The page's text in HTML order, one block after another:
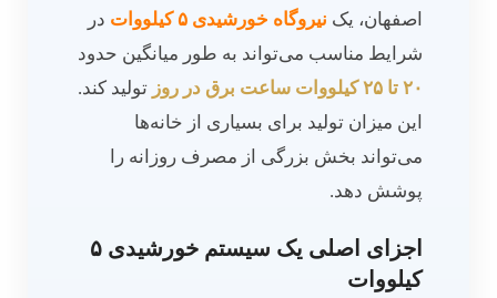
اصفهان، یک نیروگاه خورشیدی ۵ کیلووات
در
شرایط مناسب می‌تواند به طور میانگین حدود
۲۰ تا ۲۵ کیلووات ساعت برق در روز
تولید کند.
این میزان تولید برای بسیاری از خانه‌ها
می‌تواند بخش بزرگی از مصرف روزانه را
پوشش دهد.
اجزای اصلی یک سیستم خورشیدی ۵
کیلووات